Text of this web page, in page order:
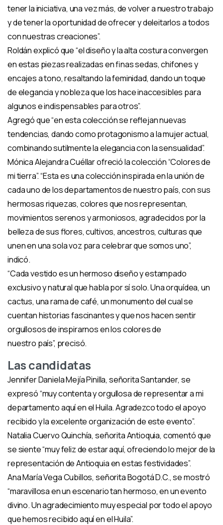
tener la iniciativa, una vez más, de volver a nuestro trabajo
y de tener la oportunidad de ofrecer y deleitarlos a todos
con nuestras creaciones”.
Roldán explicó que “el diseño y la alta costura convergen
en estas piezas realizadas en finas sedas, chifones y
encajes a tono, resaltando la feminidad, dando un toque
de elegancia y nobleza que los hace inaccesibles para
algunos e indispensables para otros”.
Agregó que “en esta colección se reflejan nuevas
tendencias, dando como protagonismo a la mujer actual,
combinando sutilmente la elegancia con la sensualidad”.
Mónica Alejandra Cuéllar ofreció la colección “Colores de
mi tierra”. “Esta es una colección inspirada en la unión de
cada uno de los departamentos de nuestro país, con sus
hermosas riquezas, colores que nos representan,
movimientos serenos y armoniosos, agradecidos por la
belleza de sus flores, cultivos, ancestros, culturas que
unen en una sola voz para celebrar que somos uno”,
indicó.
“Cada vestido es un hermoso diseño y estampado
exclusivo y natural que habla por sí solo. Una orquídea, un
cactus, una rama de café, un monumento del cual se
cuentan historias fascinantes y que nos hacen sentir
orgullosos de inspirarnos en los colores de
nuestro país”, precisó.
Las candidatas
Jennifer Daniela Mejía Pinilla, señorita Santander, se
expresó “muy contenta y orgullosa de representar a mi
departamento aquí en el Huila. Agradezco todo el apoyo
recibido y la excelente organización de este evento”.
Natalia Cuervo Quinchía, señorita Antioquia, comentó que
se siente “muy feliz de estar aquí, ofreciendo lo mejor de la
representación de Antioquia en estas festividades”.
Ana María Vega Cubillos, señorita Bogotá D.C., se mostró
“maravillosa en un escenario tan hermoso, en un evento
divino. Un agradecimiento muy especial por todo el apoyo
que hemos recibido aquí en el Huila”.